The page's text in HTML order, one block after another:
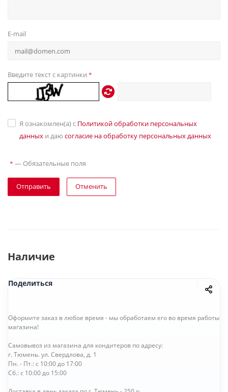
E-mail
Введите текст с картинки *
Я ознакомлен(а) с Политикой обработки персональных
данных и даю согласие на обработку персональных данных
* — Обязательные поля
Отправить Отменить
Наличие
Поделиться
Оформите заказ в любое время - мы обработаем его во время работы
магазина!
Самовывоз из магазина для кондитеров по адресу:
г. Тюмень. ул. Свердлова, д. 1
Пн. - Пт.: с 10:00 до 17:00
Сб.: с 10:00 до 15:00